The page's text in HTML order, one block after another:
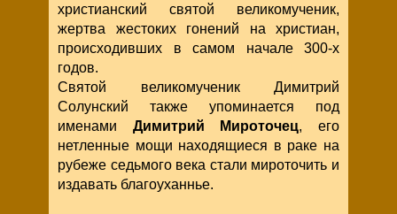
христианский святой великомученик,
жертва жестоких гонений на христиан,
происходивших в самом начале 300-х
годов.
Святой великомученик Димитрий
Солунский также упоминается под
именами Димитрий Мироточец, его
нетленные мощи находящиеся в раке на
рубеже седьмого века стали мироточить и
издавать благоуханнье.